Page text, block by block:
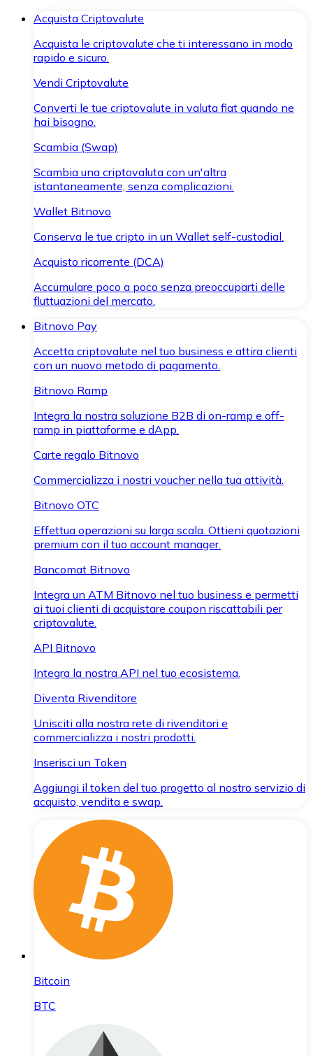
Acquista Criptovalute
Acquista le criptovalute che ti interessano in modo
rapido e sicuro.
Vendi Criptovalute
Converti le tue criptovalute in valuta fiat quando ne
hai bisogno.
Scambia (Swap)
Scambia una criptovaluta con un'altra
istantaneamente, senza complicazioni.
Wallet Bitnovo
Conserva le tue cripto in un Wallet self-custodial.
Acquisto ricorrente (DCA)
Accumulare poco a poco senza preoccuparti delle
fluttuazioni del mercato.
Bitnovo Pay
Accetta criptovalute nel tuo business e attira clienti
con un nuovo metodo di pagamento.
Bitnovo Ramp
Integra la nostra soluzione B2B di on-ramp e off-
ramp in piattaforme e dApp.
Carte regalo Bitnovo
Commercializza i nostri voucher nella tua attività.
Bitnovo OTC
Effettua operazioni su larga scala. Ottieni quotazioni
premium con il tuo account manager.
Bancomat Bitnovo
Integra un ATM Bitnovo nel tuo business e permetti
ai tuoi clienti di acquistare coupon riscattabili per
criptovalute.
API Bitnovo
Integra la nostra API nel tuo ecosistema.
Diventa Rivenditore
Unisciti alla nostra rete di rivenditori e
commercializza i nostri prodotti.
Inserisci un Token
Aggiungi il token del tuo progetto al nostro servizio di
acquisto, vendita e swap.
Bitcoin
BTC